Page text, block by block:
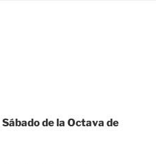
Sábado de la Octava de